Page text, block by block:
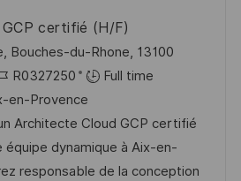
certifié (H/F)
Bouches-du-Rhone, 13100
R0327250
Full time
en-Provence
Architecte Cloud GCP certifié
équipe dynamique à Aix-en-
responsable de la conception